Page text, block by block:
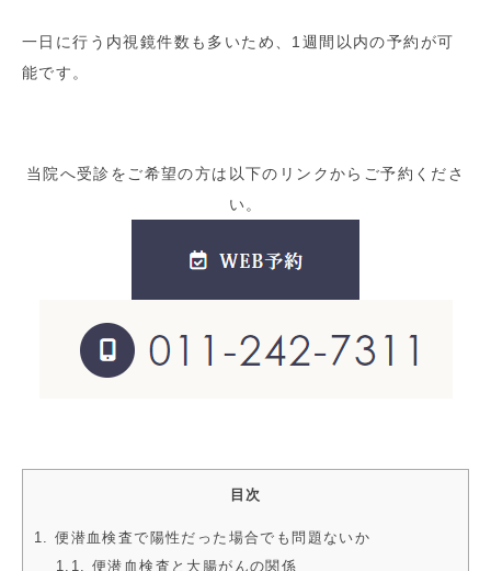
一日に行う内視鏡件数も多いため、1週間以内の予約が可
能です。
当院へ受診をご希望の方は以下のリンクからご予約くださ
い。
目次
1. 便潜血検査で陽性だった場合でも問題ないか
1.1. 便潜血検査と大腸がんの関係